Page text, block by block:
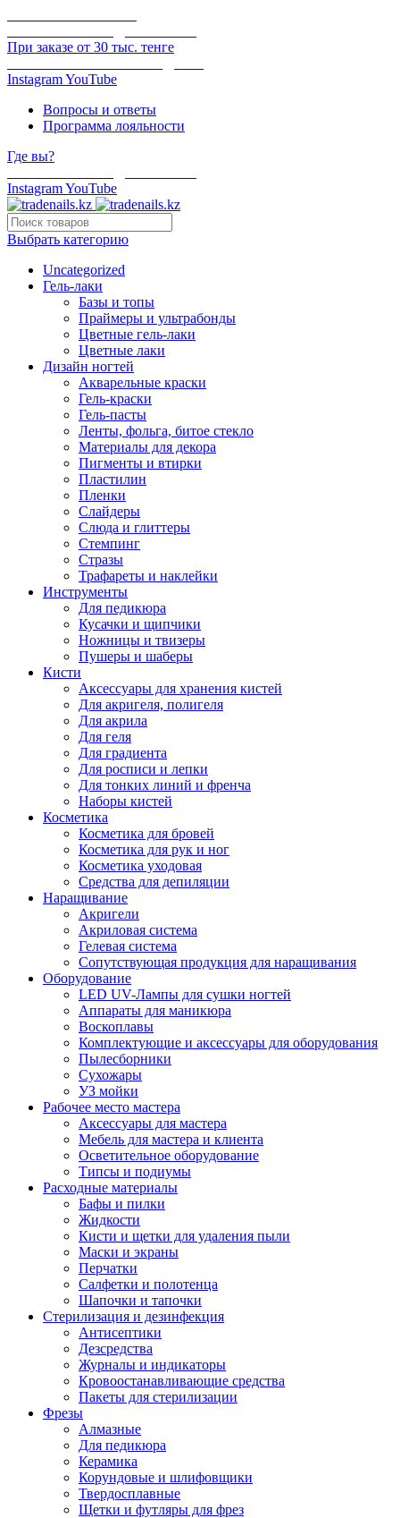
При заказе от 30 тыс. тенге
InstagramYouTube
Вопросы и ответы
Программа лояльности
Где вы?
InstagramYouTube
Выбрать категорию
Uncategorized
Гель-лаки
Базы и топы
Праймеры и ультрабонды
Цветные гель-лаки
Цветные лаки
Дизайн ногтей
Акварельные краски
Гель-краски
Гель-пасты
Ленты, фольга, битое стекло
Материалы для декора
Пигменты и втирки
Пластилин
Пленки
Слайдеры
Слюда и глиттеры
Стемпинг
Стразы
Трафареты и наклейки
Инструменты
Для педикюра
Кусачки и щипчики
Ножницы и твизеры
Пушеры и шаберы
Кисти
Аксессуары для хранения кистей
Для акригеля, полигеля
Для акрила
Для геля
Для градиента
Для росписи и лепки
Для тонких линий и френча
Наборы кистей
Косметика
Косметика для бровей
Косметика для рук и ног
Косметика уходовая
Средства для депиляции
Наращивание
Акригели
Акриловая система
Гелевая система
Сопутствующая продукция для наращивания
Оборудование
LED UV-Лампы для сушки ногтей
Аппараты для маникюра
Воскоплавы
Комплектующие и аксессуары для оборудования
Пылесборники
Сухожары
УЗ мойки
Рабочее место мастера
Аксессуары для мастера
Мебель для мастера и клиента
Осветительное оборудование
Типсы и подиумы
Расходные материалы
Бафы и пилки
Жидкости
Кисти и щетки для удаления пыли
Маски и экраны
Перчатки
Салфетки и полотенца
Шапочки и тапочки
Стерилизация и дезинфекция
Антисептики
Дезсредства
Журналы и индикаторы
Кровоостанавливающие средства
Пакеты для стерилизации
Фрезы
Алмазные
Для педикюра
Керамика
Корундовые и шлифовщики
Твердосплавные
Щетки и футляры для фрез